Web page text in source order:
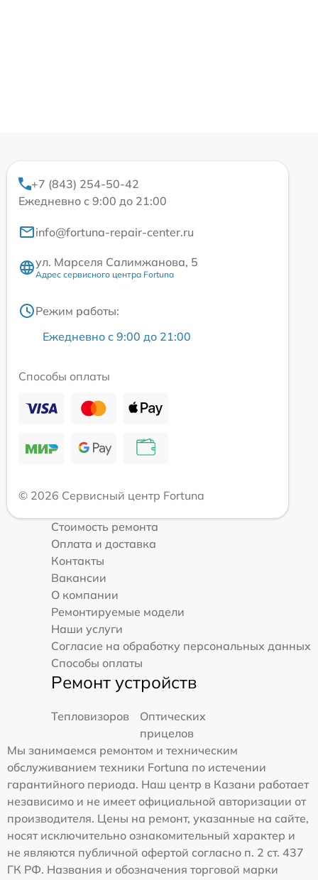
+7 (843) 254-50-42
Ежедневно с 9:00 до 21:00
info@fortuna-repair-center.ru
ул. Марселя Салимжанова, 5
Адрес сервисного центра Fortuna
Режим работы:
Ежедневно с 9:00 до 21:00
Способы оплаты
© 2026 Сервисный центр Fortuna
Стоимость ремонта
Оплата и доставка
Контакты
Вакансии
О компании
Ремонтируемые модели
Наши услуги
Согласие на обработку персональных данных
Способы оплаты
Ремонт устройств
Тепловизоров
Оптических
прицелов
Мы занимаемся ремонтом и техническим
обслуживанием техники Fortuna по истечении
гарантийного периода. Наш центр в Казани работает
независимо и не имеет официальной авторизации от
производителя. Цены на ремонт, указанные на сайте,
носят исключительно ознакомительный характер и
не являются публичной офертой согласно п. 2 ст. 437
ГК РФ. Названия и обозначения торговой марки